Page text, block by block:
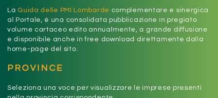
La Guida delle PMI Lombarde complementare e sinergica
al Portale, è una consolidata pubblicazione in pregiato
volume cartaceo edito annualmente, a grande diffusione
e disponibile anche in free download direttamente dalla
home-page del sito.
PROVINCE
Seleziona una voce per visualizzare le imprese presenti